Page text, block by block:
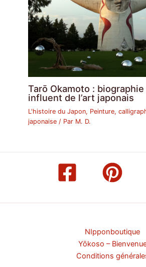
Tarō Okamoto : biographie
influent de l’art japonais
L'histoire du Japon, Peinture,
japonaise / Par M. D.
NIpponboutique
Yōkoso –
Conditions